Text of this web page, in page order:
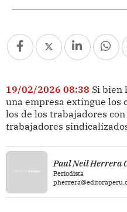
19/02/2026 08:38 Si bien
una empresa extingue los
los de los trabajadores
trabajadores
Paul Neil Herrera
Periodista